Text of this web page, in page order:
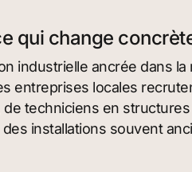
qui change
industrielle ancrée dans la
entreprises locales
techniciens en
installations souvent